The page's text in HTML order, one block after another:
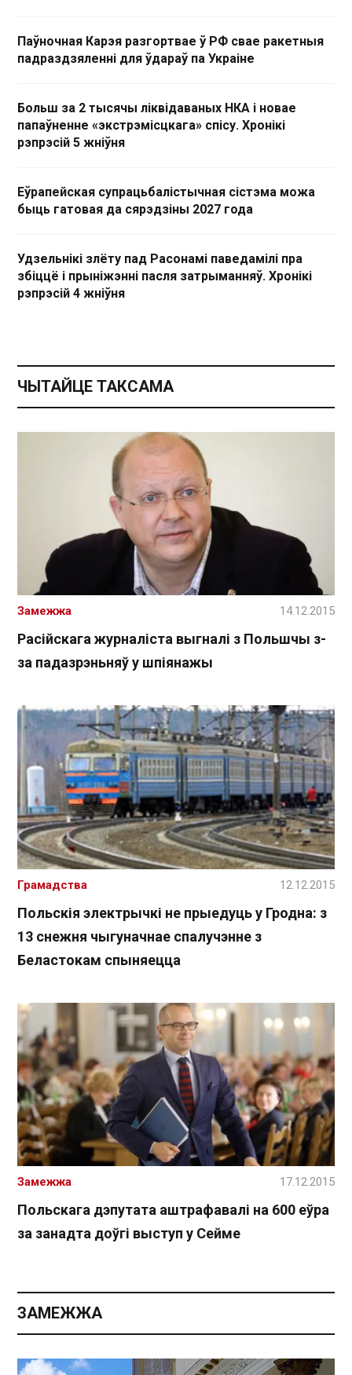
Паўночная Карэя разгортвае ў РФ свае ракетныя
падраздзяленні для ўдараў па Украіне
Больш за 2 тысячы ліквідаваных НКА і новае
папаўненне «экстрэмісцкага» спісу. Хронікі
рэпрэсій 5 жніўня
Еўрапейская супрацьбалістычная сістэма можа
быць гатовая да сярэдзіны 2027 года
Удзельнікі злёту пад Расонамі паведамілі пра
збіццё і прыніжэнні пасля затрыманняў. Хронікі
рэпрэсій 4 жніўня
ЧЫТАЙЦЕ ТАКСАМА
Расійскага журналіста выгналі з Польшчы з-
за падазрэньняў у шпіянажы
Замежжа 14.12.2015
Польскія электрычкі не прыедуць у Гродна: з
13 снежня чыгуначнае спалучэнне з
Беластокам спыняецца
Грамадства 12.12.2015
Польскага дэпутата аштрафавалі на 600 еўра
за занадта доўгі выступ у Сейме
Замежжа 17.12.2015
ЗАМЕЖЖА